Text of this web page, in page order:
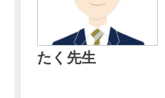
たく先生